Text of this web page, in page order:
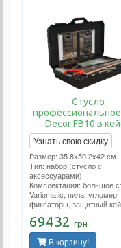
Стусло
Decor FB10 в
Узнать свою скидку
Размер: 35.8x50.2x42 см
Тип: набор (стусло с
аксессуарами)
Комплектация: большое
Variomatic, пила, угломер,
фиксаторы, защитный
69432 грн
В корзину!